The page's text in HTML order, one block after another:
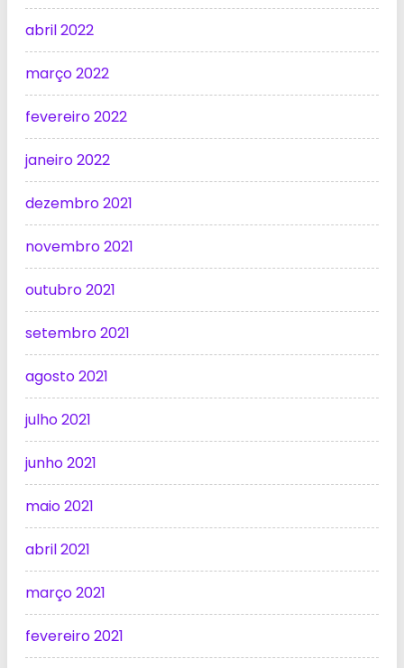
abril 2022
março 2022
fevereiro 2022
janeiro 2022
dezembro 2021
novembro 2021
outubro 2021
setembro 2021
agosto 2021
julho 2021
junho 2021
maio 2021
abril 2021
março 2021
fevereiro 2021